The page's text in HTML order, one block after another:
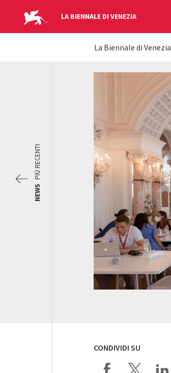
LA BIENNALE DI VENEZIA
YOUR
HERE
La Biennale di Venezia
NEWS
PIÙ RECENTI
CONDIVIDI SU